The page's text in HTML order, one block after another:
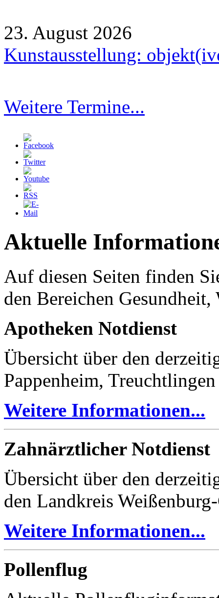
23. August 2026
Kunstausstellung:
Weitere Termine...
Aktuelle
Auf diesen Seiten finden
den Bereichen
Apotheken Notdienst
Übersicht über den
Pappenheim,
Weitere Informationen...
Zahnärztlicher Notdienst
Übersicht über den
den Landkreis
Weitere Informationen...
Pollenflug